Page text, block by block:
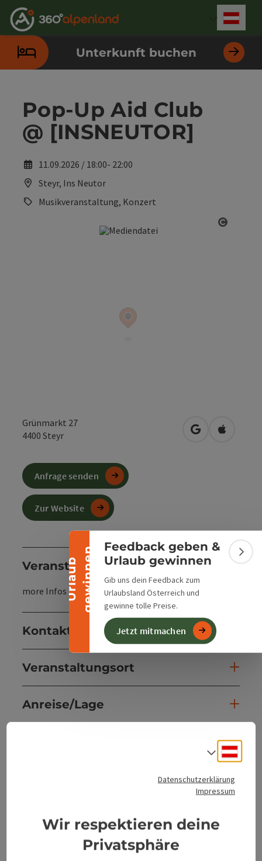
Zum Inhalt
Zur Navigation
Zum Seitenanfang
Zur Kontaktseite
Zur Suche
Zum Impressum
Zu den Hinweisen zur Bedienung der Website
Zur Startseite
U
r
l
a
u
b
g
e
w
i
n
n
en
Banner einklappen
Feedback geben &
Urlaub gewinnen
Gib uns dein Feedback zum
Urlaubsland Österreich und
gewinne tolle Preise.
Jetzt mitmachen
Unterkunft buchen
Pop-Up Aid Club
@ [INSNEUTOR]
11.09.2026 / 18:00- 22:00
Steyr, Ins Neutor
Musikveranstaltung, Konzert
Grünmarkt 27
4400 Steyr in Googlein Apple
Veranstaltungsinformationen
more Infos tba.
Kontakt
Veranstaltungsort
Anreise/Lage
Anfrage senden
Zur Website
zum Merkzettel In der Nähe
Datenschutzerklärung
Impressum
Wir respektieren deine
Privatsphäre